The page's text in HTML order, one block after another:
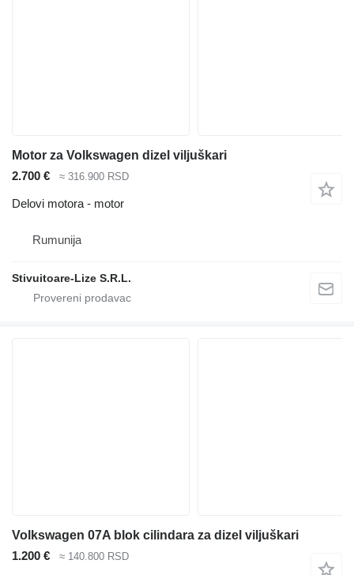
Motor za Volkswagen dizel viljuškari
2.700 €
≈ 316.900 RSD
Delovi motora - motor
Rumunija
Stivuitoare-Lize S.R.L.
Volkswagen 07A blok cilindara za dizel viljuškari
1.200 €
≈ 140.800 RSD